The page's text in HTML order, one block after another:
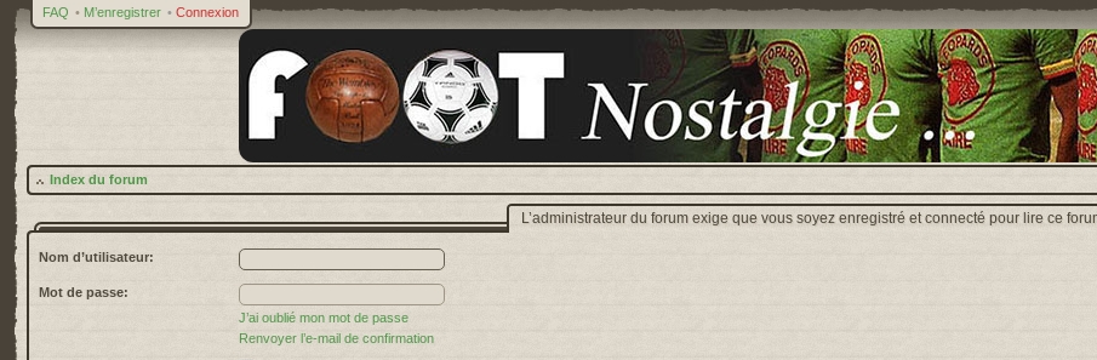
FAQ • M’enregistrer • Connexion
Index du forum
L’administrateur du forum exige que vous soyez enregistré et connecté pour lire ce
Nom d’utilisateur:
Mot de passe:
J’ai oublié mon mot de passe
Renvoyer l’e-mail de confirmation